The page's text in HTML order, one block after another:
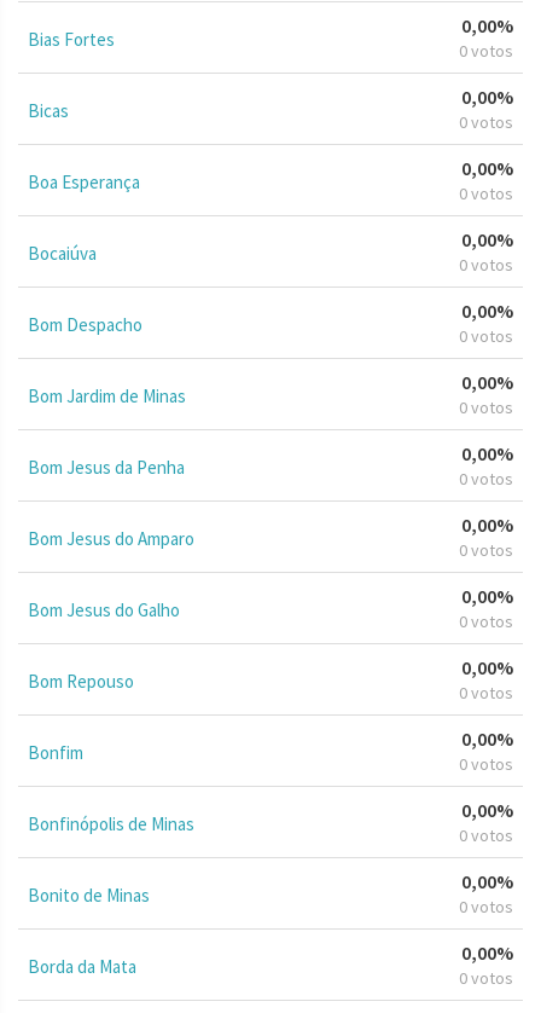
Bias Fortes
0,00%
0 votos
Bicas
0,00%
0 votos
Boa Esperança
0,00%
0 votos
Bocaiúva
0,00%
0 votos
Bom Despacho
0,00%
0 votos
Bom Jardim de Minas
0,00%
0 votos
Bom Jesus da Penha
0,00%
0 votos
Bom Jesus do Amparo
0,00%
0 votos
Bom Jesus do Galho
0,00%
0 votos
Bom Repouso
0,00%
0 votos
Bonfim
0,00%
0 votos
Bonfinópolis de Minas
0,00%
0 votos
Bonito de Minas
0,00%
0 votos
Borda da Mata
0,00%
0 votos